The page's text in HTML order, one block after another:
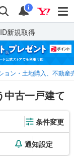
検索 通知
i
ID新規取得
ョン・土地購入、不動産
中古一戸建て
条件変更
通知設定